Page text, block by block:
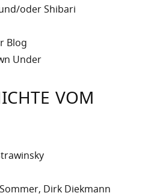
oder Shibari
Blog
Under
VOM
Dirk Diekmann